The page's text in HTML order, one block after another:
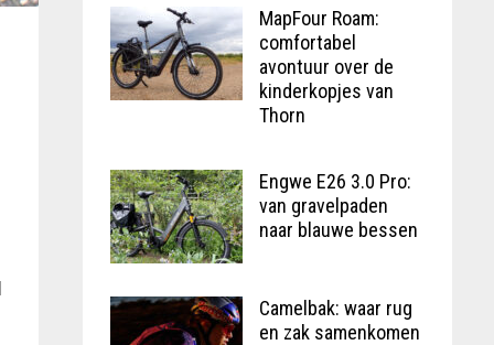
MapFour Roam:
comfortabel
avontuur over de
kinderkopjes van
Thorn
Engwe E26 3.0 Pro:
van gravelpaden
naar blauwe bessen
Camelbak: waar rug
en zak samenkomen